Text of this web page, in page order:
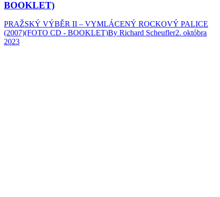
BOOKLET)
PRAŽSKÝ VÝBĚR II – VYMLÁCENÝ ROCKOVÝ PALICE
(2007)(FOTO CD - BOOKLET)By Richard Scheufler2. októbra
2023